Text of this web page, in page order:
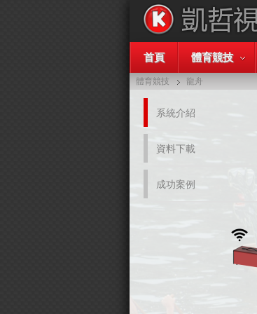
首頁 體育競技
體育競技 龍舟
系統介紹
資料下載
成功案例